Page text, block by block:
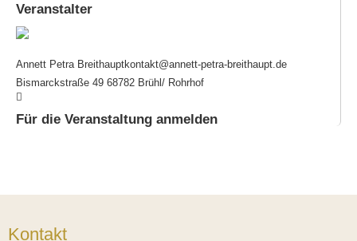
Veranstalter
Annett Petra Breithauptkontakt@annett-petra-breithaupt.de
Bismarckstraße 49 68782 Brühl/ Rohrhof
Für die Veranstaltung anmelden
Kontakt